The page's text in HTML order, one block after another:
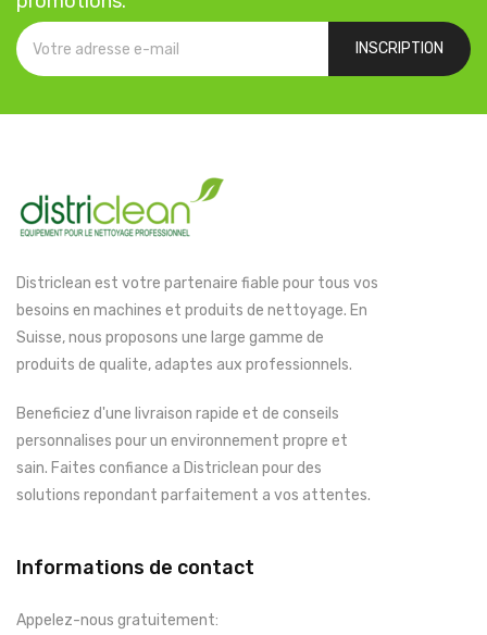
INSCRIPTION
Districlean est votre partenaire fiable pour tous vos
besoins en machines et produits de nettoyage. En
Suisse, nous proposons une large gamme de
produits de qualite, adaptes aux professionnels.
Beneficiez d'une livraison rapide et de conseils
personnalises pour un environnement propre et
sain. Faites confiance a Districlean pour des
solutions repondant parfaitement a vos attentes.
Informations de contact
Appelez-nous gratuitement: